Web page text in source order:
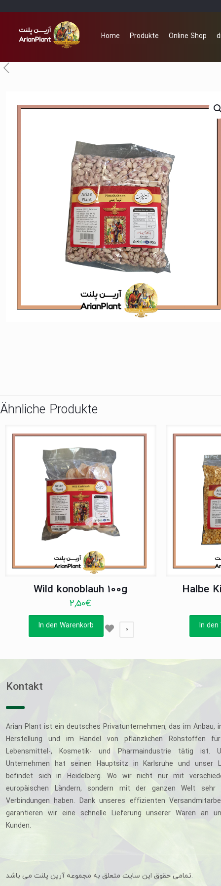
Home Produkte Online Shop
Ähnliche Produkte
Wild konoblauh 100g
2,50€
In den Warenkorb 0
Halbe
In den
Kontakt
Arian Plant ist ein deutsches Privatunternehmen, das im Anbau,
Herstellung und im Handel von pflanzlichen Rohstoffen
Lebensmittel-, Kosmetik- und Pharmaindustrie tätig ist.
Unternehmen hat seinen Hauptsitz in Karlsruhe und unser
befindet sich in Heidelberg. Wo wir nicht nur mit
europäischen Ländern, sondern mit der ganzen Welt sehr
Verbindungen haben. Dank unseres effizienten
garantieren wir eine schnelle Lieferung unserer Waren an
Kunden.
تمامی حقوق این سایت متعلق به مجموعه آرین پلنت می باشد.